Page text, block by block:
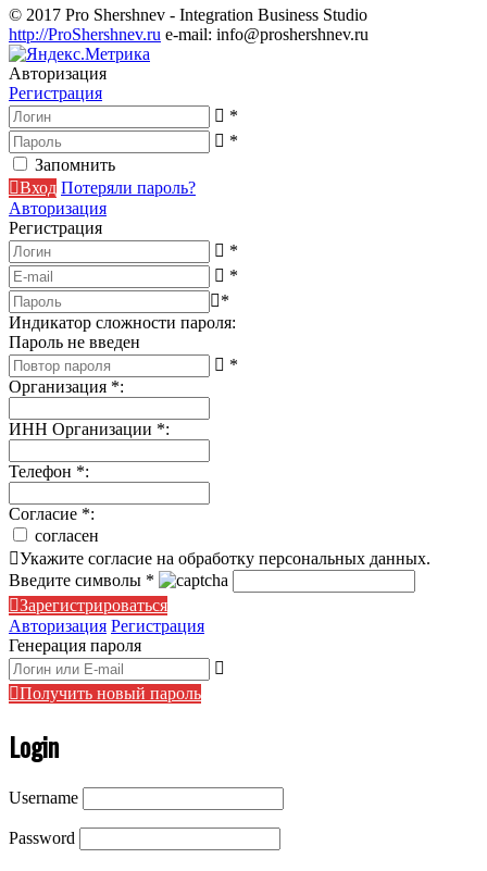
© 2017 Pro Shershnev - Integration Business Studio
http://ProShershnev.ru e-mail: info@proshershnev.ru
Авторизация
Регистрация
*
*
Запомнить
Вход Потеряли пароль?
Авторизация
Регистрация
*
*
*
Индикатор сложности пароля:
Пароль не введен
*
Организация *:
ИНН Организации *:
Телефон *:
Согласие *:
согласен
Укажите согласие на обработку персональных данных.
Введите символы *
Зарегистрироваться
Авторизация Регистрация
Генерация пароля
Получить новый пароль
Login
Username
Password